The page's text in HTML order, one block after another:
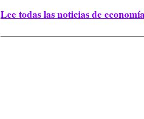
Lee todas las noticias de